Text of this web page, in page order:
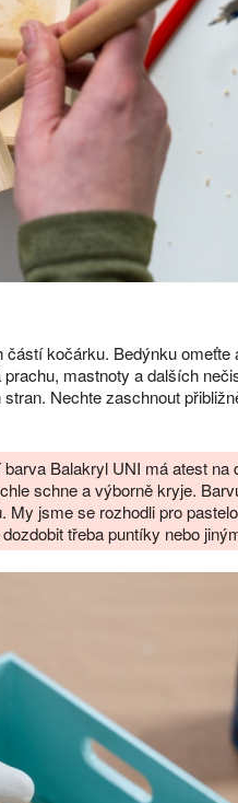
kočárku. Bedýnku omeťte
mastnoty a dalších
Nechte zaschnout
Balakryl UNI má atest
schne a výborně kryje.
My jsme se rozhodli pro
třeba puntíky nebo